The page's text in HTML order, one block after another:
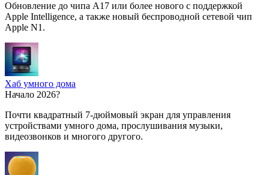
Обновление до чипа A17 или более нового с поддержкой
Apple Intelligence, а также новый беспроводной сетевой чип
Apple N1.
Хаб умного дома
Начало 2026?
Почти квадратный 7-дюймовый экран для управления
устройствами умного дома, прослушивания музыки,
видеозвонков и многого другого.